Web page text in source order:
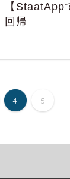
【
回帰
4 5